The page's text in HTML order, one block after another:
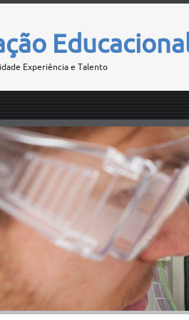
Experiência e Talento